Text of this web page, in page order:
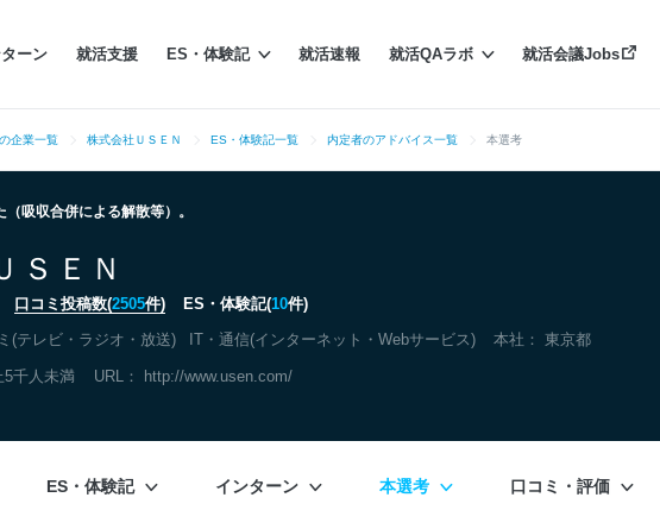
ーン 就活支援 ES・体験記 就活速報 就活QAラボ 就活会議Jobs
企業一覧 株式会社ＵＳＥＮ ES・体験記一覧 内定者のアドバイス一覧 本選考
吸収合併による解散等）。
ＳＥＮ
口コミ投稿数(2505件) ES・体験記(10件)
(テレビ・ラジオ・放送) IT・通信(インターネット・Webサービス) 本社：東京都
千人未満 URL： http://www.usen.com/
ES・体験記 インターン 本選考 口コミ・評価